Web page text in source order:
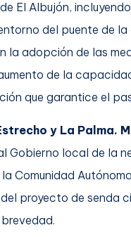
El Albujón,
del puente de
la adopción de las
de la
que garantice el
y La Palma.
Gobierno local de la
Comunidad
proyecto de senda